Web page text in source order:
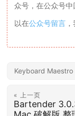
众号，在公众号中
以在公众号留言
Keyboard Maestro
« 上一页
Bartender